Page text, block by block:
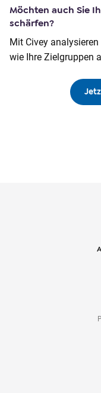
Möchten auch Sie
schärfen?
Mit Civey
wie Ihre Zielgruppen